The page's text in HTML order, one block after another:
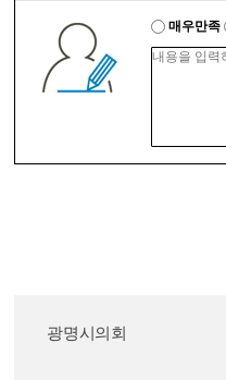
매우만족
광명시의회